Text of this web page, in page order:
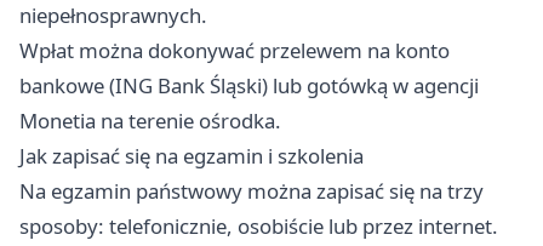
niepełnosprawnych.
Wpłat można dokonywać przelewem na konto
bankowe (ING Bank Śląski) lub gotówką w agencji
Monetia na terenie ośrodka.
Jak zapisać się na egzamin i szkolenia
Na egzamin państwowy można zapisać się na trzy
sposoby: telefonicznie, osobiście lub przez internet.